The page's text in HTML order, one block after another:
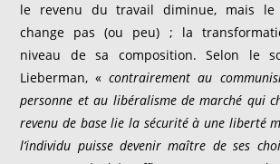
le revenu du travail diminue, mais
change pas (ou peu) ; la
niveau de sa composition. Selon le
Lieberman, «contrairement au
personne et au libéralisme de marché qui
revenu de base lie la sécurité à une liberté
l’individu puisse devenir maître de ses